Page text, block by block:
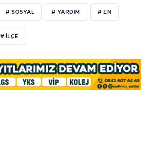
# SOSYAL # YARDIM # EN
# İLÇE